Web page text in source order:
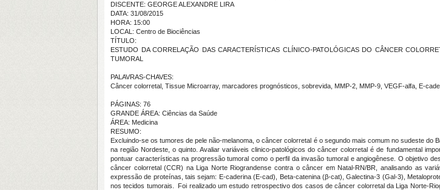
DISCENTE: GEORGE ALEXANDRE LIRA
DATA: 31/08/2015
HORA: 15:00
LOCAL: Centro de Biociências
TÍTULO:
ESTUDO DA CORRELAÇÃO DAS CARACTERÍSTICAS CLÍNICO-PATOLÓGICAS DO CÂNCER
TUMORAL
PALAVRAS-CHAVES:
Câncer colorretal, Tissue Microarray, marcadores prognósticos, sobrevida, MMP-2, MMP-9, VEGF-alfa, E-
PÁGINAS: 76
GRANDE ÁREA: Ciências da Saúde
ÁREA: Medicina
RESUMO:
Excluindo-se os tumores de pele não-melanoma, o câncer colorretal é o segundo mais comum no sudeste do
na região Nordeste, o quinto. Avaliar variáveis clinico-patológicos do câncer colorretal é de fundamental
pontuar características na progressão tumoral como o perfil da invasão tumoral e angiogênese. O objetivo
câncer colorretal (CCR) na Liga Norte Riograndense contra o câncer em Natal-RN/BR, analisando as
expressão de proteínas, tais sejam: E-caderina (E-cad), Beta-catenina (β-cat), Galectina-3 (Gal-3),
nos tecidos tumorais. Foi realizado um estudo retrospectivo dos casos de câncer colorretal da Liga Norte-